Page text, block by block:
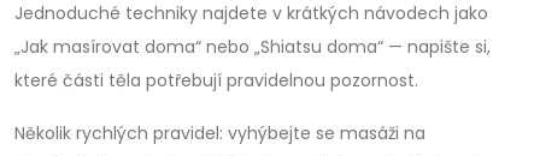
Jednoduché techniky najdete v krátkých návodech jako
„Jak masírovat doma“ nebo „Shiatsu doma“ — napište si,
které části těla potřebují pravidelnou pozornost.
Několik rychlých pravidel: vyhýbejte se masáži na